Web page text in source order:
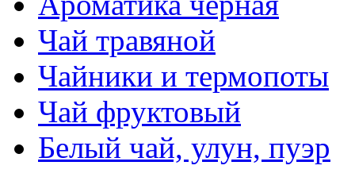
Чай травяной
Чайники и термопоты
Чай фруктовый
Белый чай, улун, пуэр